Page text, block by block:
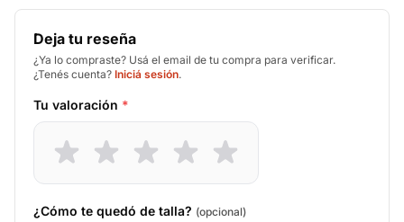
Deja tu reseña
¿Ya lo compraste? Usá el email de tu compra para verificar.
¿Tenés cuenta? Iniciá sesión.
Tu valoración *
¿Cómo te quedó de talla? (opcional)